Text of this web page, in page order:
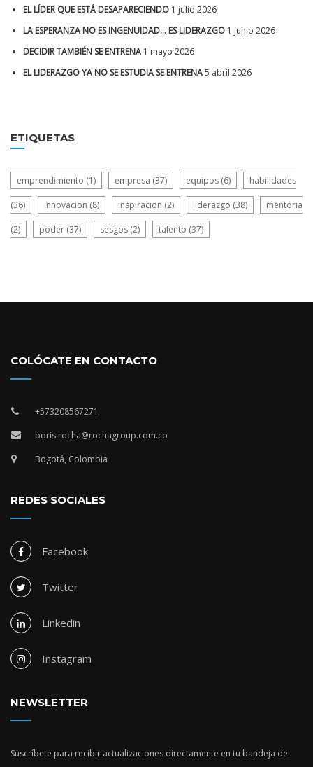
EL LÍDER QUE ESTÁ DESAPARECIENDO 1 julio 2026
LA ESPERANZA NO ES INGENUIDAD… ES LIDERAZGO 1 junio 2026
DECIDIR TAMBIÉN SE ENTRENA 1 mayo 2026
EL LIDERAZGO YA NO SE ESTUDIA SE ENTRENA5 abril 2026
ETIQUETAS
emprendimiento (1) empresa (37) equipos (6) habilidades
(36) innovación (8) inspiracion (2) liderazgo (38) mentoria
(2) poder (37) sesgos (2) talento (37)
COLÓCATE EN CONTACTO
+573208567271
boris.rocha@rochagroup.com.co
Bogotá, Colombia
REDES SOCIALES
Facebook
Twitter
Linkedin
Instagram
NEWSLETTER
Suscríbete para recibir actualizaciones directamente en tu bandeja de